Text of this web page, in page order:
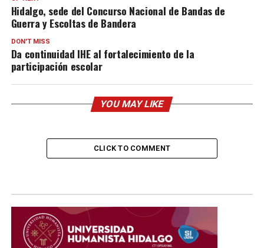
Hidalgo, sede del Concurso Nacional de Bandas de
Guerra y Escoltas de Bandera
DON'T MISS
Da continuidad IHE al fortalecimiento de la
participación escolar
YOU MAY LIKE
CLICK TO COMMENT